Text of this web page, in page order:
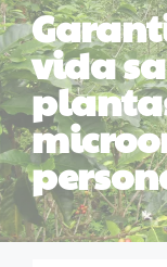
vida